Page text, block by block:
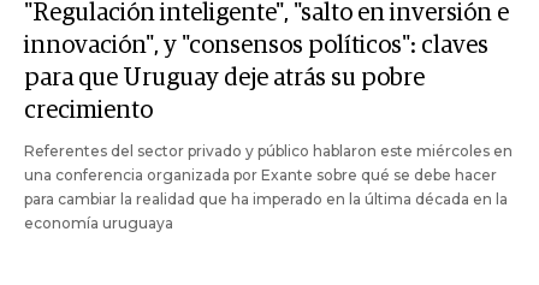
"Regulación inteligente", "salto en inversión e
innovación", y "consensos políticos": claves
para que Uruguay deje atrás su pobre
crecimiento
Referentes del sector privado y público hablaron este miércoles en
una conferencia organizada por Exante sobre qué se debe hacer
para cambiar la realidad que ha imperado en la última década en la
economía uruguaya